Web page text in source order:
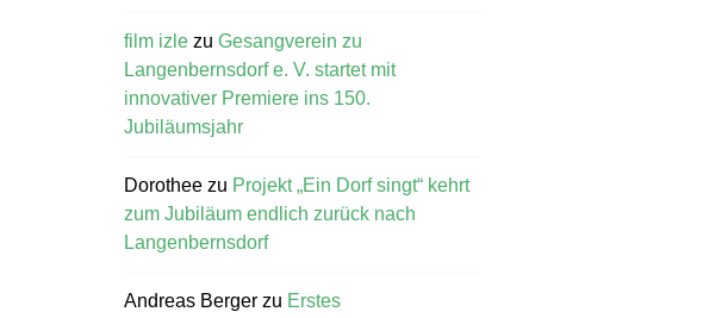
film izle zu Gesangverein zu
Langenbernsdorf e. V. startet mit
innovativer Premiere ins 150.
Jubiläumsjahr
Dorothee zu Projekt „Ein Dorf singt“ kehrt
zum Jubiläum endlich zurück nach
Langenbernsdorf
Andreas Berger zu Erstes